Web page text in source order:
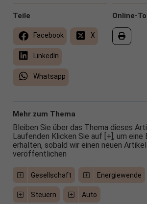
Online-
Teile
Facebook X
LinkedIn
Whatsapp
Mehr zum Thema
Bleiben Sie über das Thema dieses
Laufenden Klicken Sie auf [+], um eine
erhalten, sobald wir einen neuen
veröffentlichen
Gesellschaft Energiewende
Steuern Auto